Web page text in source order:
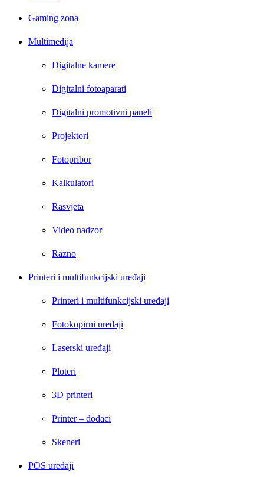
Gaming zona
Multimedija
Digitalne kamere
Digitalni fotoaparati
Digitalni promotivni paneli
Projektori
Fotopribor
Kalkulatori
Rasvjeta
Video nadzor
Razno
Printeri i multifunkcijski uređaji
Printeri i multifunkcijski uređaji
Fotokopirni uređaji
Laserski uređaji
Ploteri
3D printeri
Printer – dodaci
Skeneri
POS uređaji